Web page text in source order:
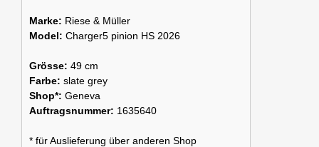
Marke: Riese & Müller
Model: Charger5 pinion HS 2026
Grösse: 49 cm
Farbe: slate grey
Shop*: Geneva
Auftragsnummer: 1635640
* für Auslieferung über anderen Shop